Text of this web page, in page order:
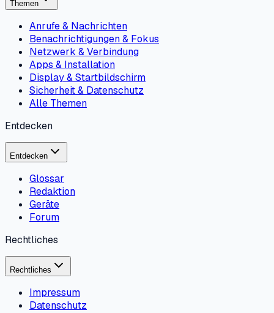
Themen
Anrufe & Nachrichten
Benachrichtigungen & Fokus
Netzwerk & Verbindung
Apps & Installation
Display & Startbildschirm
Sicherheit & Datenschutz
Alle Themen
Entdecken
Entdecken
Glossar
Redaktion
Geräte
Forum
Rechtliches
Rechtliches
Impressum
Datenschutz